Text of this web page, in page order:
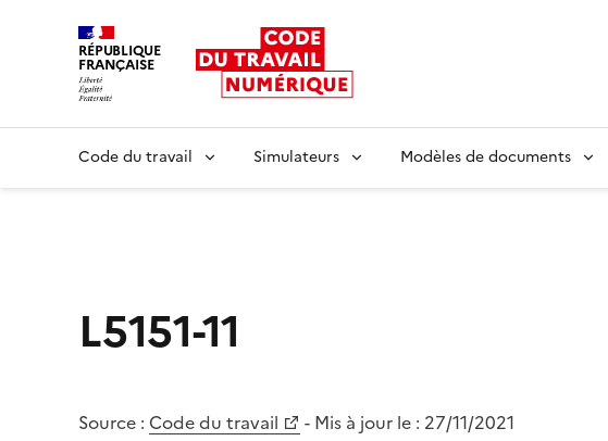
RÉPUBLIQUE
FRANÇAISE
Code du travail Simulateurs Modèles de documents
L5151-11
Source : Code du travail - Mis à jour le : 27/11/2021